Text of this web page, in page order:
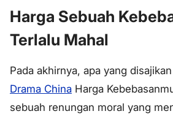
Harga Sebuah
Terlalu Mahal
Pada akhirnya, apa yang
Drama China Harga
sebuah renungan moral yang